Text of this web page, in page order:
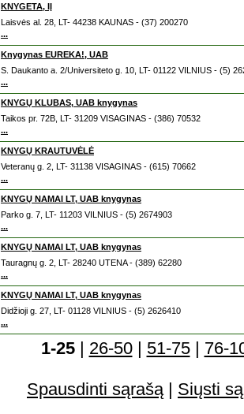
KNYGETA, IĮ
Laisvės al. 28, LT- 44238 KAUNAS - (37) 200270
...
Knygynas EUREKA!, UAB
S. Daukanto a. 2/Universiteto g. 10, LT- 01122 VILNIUS - (5)
...
KNYGŲ KLUBAS, UAB knygynas
Taikos pr. 72B, LT- 31209 VISAGINAS - (386) 70532
...
KNYGŲ KRAUTUVĖLĖ
Veteranų g. 2, LT- 31138 VISAGINAS - (615) 70662
...
KNYGŲ NAMAI LT, UAB knygynas
Parko g. 7, LT- 11203 VILNIUS - (5) 2674903
...
KNYGŲ NAMAI LT, UAB knygynas
Tauragnų g. 2, LT- 28240 UTENA - (389) 62280
...
KNYGŲ NAMAI LT, UAB knygynas
Didžioji g. 27, LT- 01128 VILNIUS - (5) 2626410
...
1-25| 26-50| 51-75| 76-
Spausdinti sąrašą| Siųsti